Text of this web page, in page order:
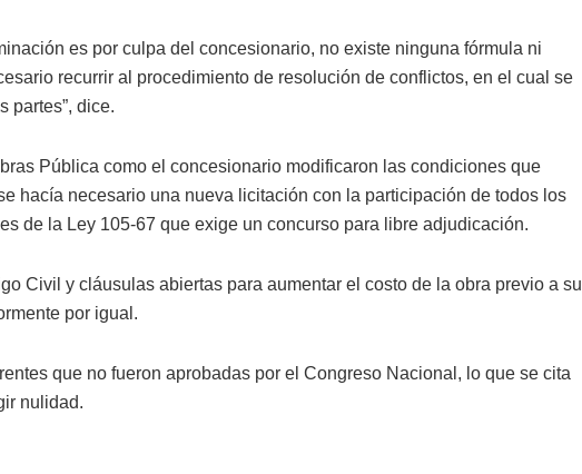
es por culpa del concesionario, no existe ninguna fórmula ni
recurrir al procedimiento de resolución de conflictos, en el cual se
partes”, dice.
Pública como el concesionario modificaron las condiciones que
hacía necesario una nueva licitación con la participación de todos los
de la Ley 105-67 que exige un concurso para libre adjudicación.
Civil y cláusulas abiertas para aumentar el costo de la obra previo a su
por igual.
que no fueron aprobadas por el Congreso Nacional, lo que se cita
nulidad.